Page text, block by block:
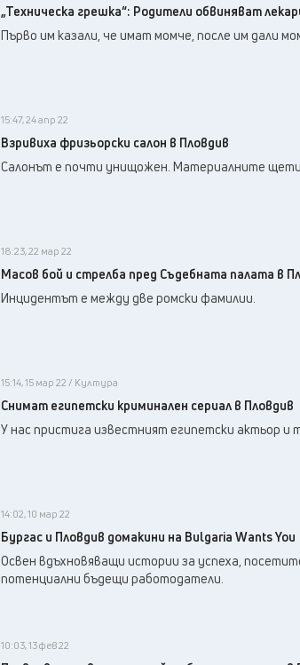
„Техническа грешка“: Родители обвиняват
Първо им казали, че имат момче, после им дали
15:47, 24 апр 22
Взривиха фризьорски салон в Пловдив
Салонът е почти унищожен. Материалните щети
18:23, 22 мар 22
Масов бой и стрелба пред Съдебната палата в
Инцидентът е между две ромски фамилии.
15:14, 15 мар 22 / Култура
Снимат египетски криминален сериал в Пловдив
У нас пристига известният египетски актьор и
14:02, 10 мар 22
Бургас и Пловдив домакини на Bulgaria Wants You
Освен вдъхновяващи истории за успеха,
потенциални бъдещи работодатели.
10:03, 13 фев 22